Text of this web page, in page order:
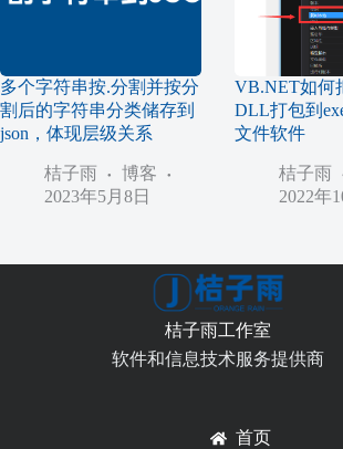
多个字符串按.分割并按分
割后的字符串分类储存到
json，体现层级关系
桔子雨
博客
2023年5月8日
VB.NET如何
DLL打包到
文件软件
桔子雨
2022年
桔子雨工作室
软件和信息技术服务提供商
首页